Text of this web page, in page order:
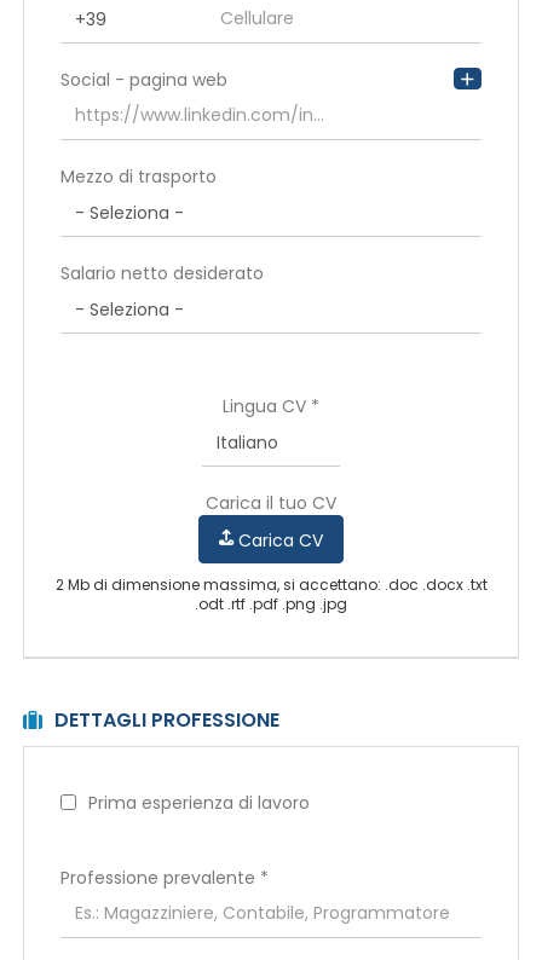
Social - pagina web
Mezzo di trasporto
Salario netto desiderato
Lingua CV *
Carica il tuo CV
Carica CV
2 Mb di dimensione massima, si accettano: .doc .docx .txt
.odt .rtf .pdf .png .jpg
DETTAGLI PROFESSIONE
Prima esperienza di lavoro
Professione prevalente *